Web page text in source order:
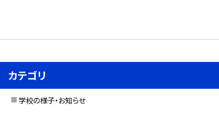
カテゴリ
学校の様子・お知らせ